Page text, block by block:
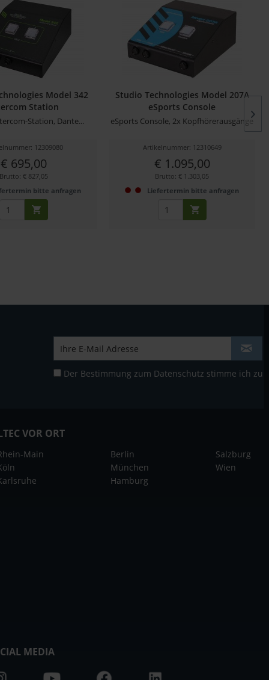
Model 342
Station
Station, Dante...
12309080
€ 695,00
Brutto: € 827,05
bitte anfragen
Studio Technologies Model 207A
eSports Console
eSports Console, 2x Kopfhörerausgänge
Artikelnummer: 12310649
€ 1.095,00
Brutto: € 1.303,05
Liefertermin bitte anfragen
Der Bestimmung zum Datenschutz stimme ich zu
VOR ORT
Main
Berlin
München
Hamburg
Salzburg
Wien
MEDIA